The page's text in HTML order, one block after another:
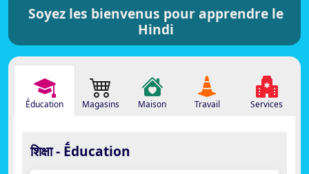
Soyez les bienvenus pour apprendre le
Hindi
Ḗducation Magasins Maison Travail Services
शिक्षा - Ḗducation